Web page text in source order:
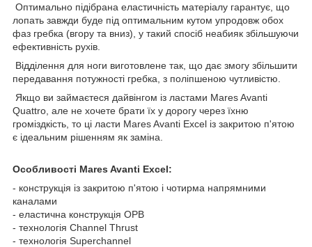
Оптимально підібрана еластичність матеріалу гарантує, що
лопать завжди буде під оптимальним кутом упродовж обох
фаз гребка (вгору та вниз), у такий спосіб неабияк збільшуючи
ефективність рухів.
Відділення для ноги виготовлене так, що дає змогу збільшити
передавання потужності гребка, з поліпшеною чутливістю.
Якщо ви займаєтеся дайвінгом із ластами Mares Avanti
Quattro, але не хочете брати їх у дорогу через їхню
громіздкість, то ці ласти Mares Avanti Excel із закритою п'ятою
є ідеальним рішенням як заміна.
Особливості Mares Avanti Excel:
- конструкція із закритою п'ятою і чотирма напрямними
каналами
- еластична конструкція OPB
- технологія Channel Thrust
- технологія Superchannel